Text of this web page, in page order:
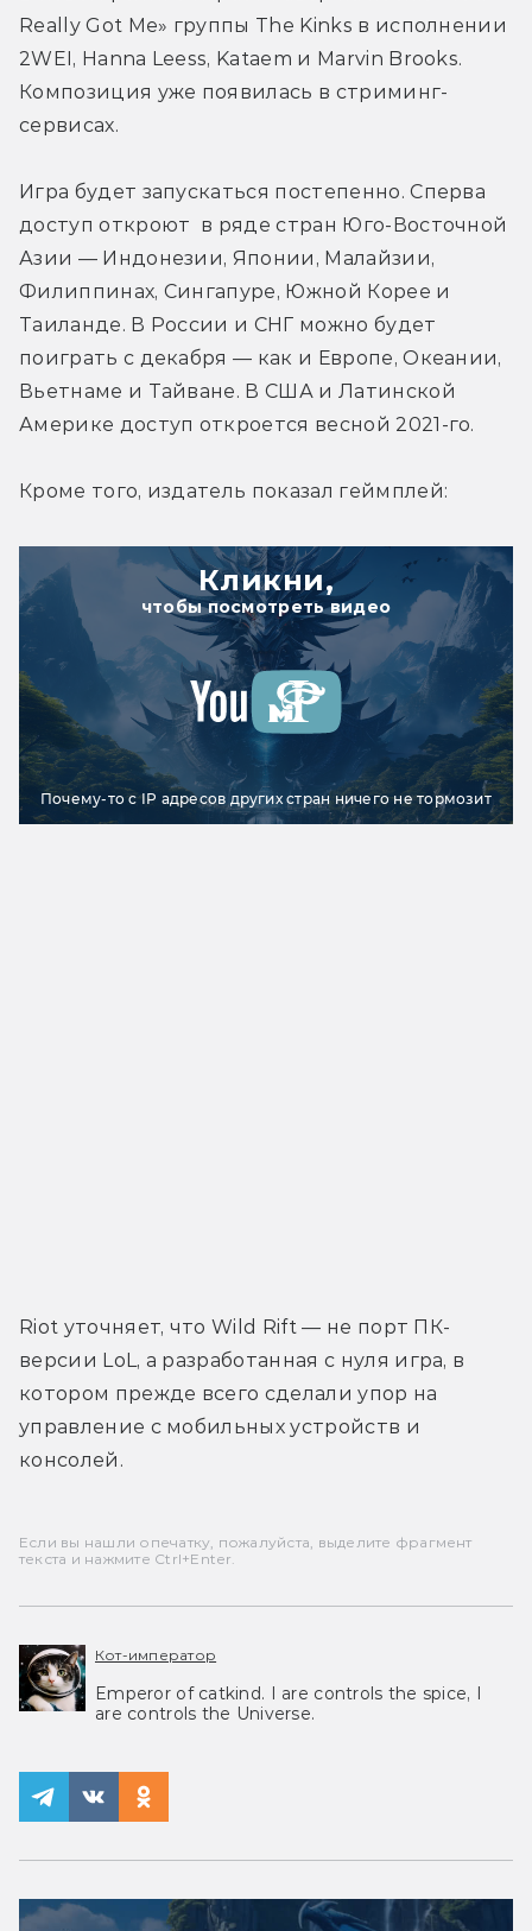
Really Got Me» группы The Kinks в исполнении
2WEI, Hanna Leess, Kataem и Marvin Brooks.
Композиция уже появилась в стриминг-
сервисах.
Игра будет запускаться постепенно. Сперва
доступ откроют  в ряде стран Юго-Восточной
Азии — Индонезии, Японии, Малайзии,
Филиппинах, Сингапуре, Южной Корее и
Таиланде. В России и СНГ можно будет
поиграть с декабря — как и Европе, Океании,
Вьетнаме и Тайване. В США и Латинской
Америке доступ откроется весной 2021-го.
Кроме того, издатель показал геймплей:
Кликни,
чтобы посмотреть видео
Почему-то с IP адресов других стран ничего не тормозит
Riot уточняет, что Wild Rift — не порт ПК-
версии LoL, а разработанная с нуля игра, в
котором прежде всего сделали упор на
управление с мобильных устройств и
консолей.
Если вы нашли опечатку, пожалуйста, выделите фрагмент
текста и нажмите Ctrl+Enter.
Кот-император
Emperor of catkind. I are controls the spice, I
are controls the Universe.